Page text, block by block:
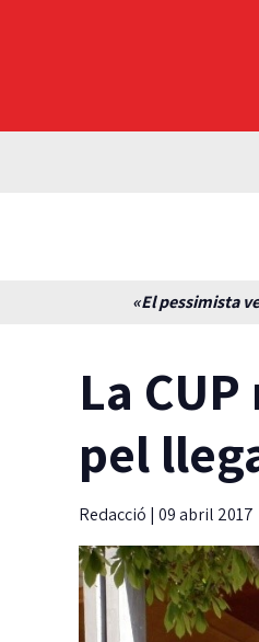
«El pessimista
La
pel
Redacció | 09 abril 2017